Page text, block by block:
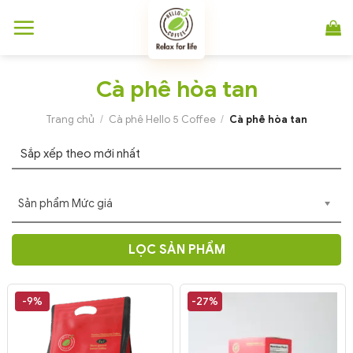
đến
Cà phê hòa tan
Trang chủ / Cà phê Hello 5 Coffee / Cà phê hòa tan
Sản phẩm Mức giá
LỌC SẢN PHẨM
-9% -27%